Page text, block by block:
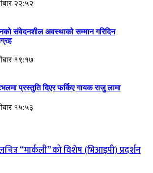
२२:५२
संवेदनशील अवस्थाको सम्मान गरिदिन
१९:१७
प्रस्तुति दिएर फर्किए गायक राजुु लामा
१५:५३
“मार्कली” को विशेष (भिआइपी) प्रदर्शन